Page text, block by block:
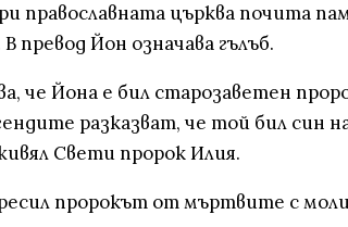
православната църква почита
превод Йон означава гълъб.
че Йона е бил старозаветен
разказват, че той бил син
Свети пророк Илия.
пророкът от мъртвите с